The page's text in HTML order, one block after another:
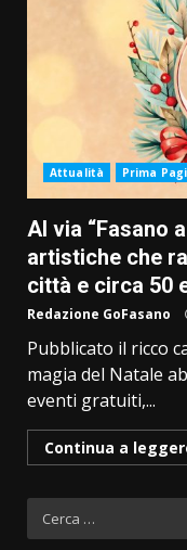
Attualità Prima
Al via “Fasano
artistiche che
città e circa 50
Redazione GoFasano
Pubblicato il ricco
magia del Natale
eventi gratuiti,...
Continua a
Ricerca
per: